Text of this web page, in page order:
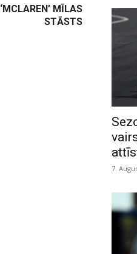
MĪLAS
STĀSTS
7.